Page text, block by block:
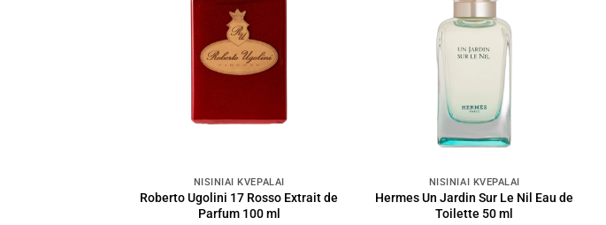
NIŠINIAI KVEPALAI
Roberto Ugolini 17 Rosso Extrait de
Parfum 100 ml
NIŠINIAI KVEPALAI
Hermes Un Jardin Sur Le Nil Eau de
Toilette 50 ml